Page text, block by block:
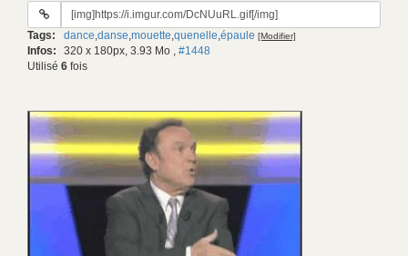
URL
gif:
Tags: dance,danse,mouette,quenelle,épaule [Modifier]
Infos: 320 x 180px, 3.93 Mo , #1448
Utilisé 6 fois